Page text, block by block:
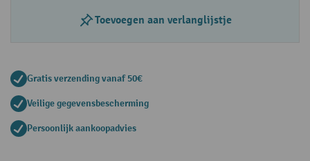
Toevoegen aan verlanglijstje
Gratis verzending vanaf 50€
Veilige gegevensbescherming
Persoonlijk aankoopadvies